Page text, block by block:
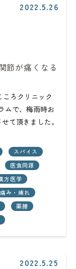
2022.5.26
節が痛くなる
ろクリニック
ムで、梅雨時お
て頂きました。
スパイス
医食同源
方医学
痛み・痺れ
薬膳
2022.5.25